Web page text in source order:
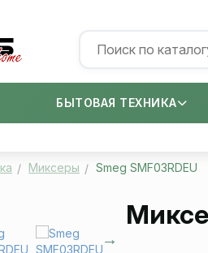
БЫТОВАЯ ТЕХНИКА
Миксеры Smeg SMF03RDEU